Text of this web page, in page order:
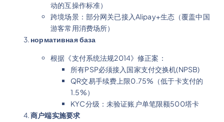
动的互操作标准）
跨境场景：部分网关已接入Alipay+生态（覆盖中国
游客常用消费场所）
нормативная база
根据《支付系统法规2014》修正案：
所有PSP必须接入国家支付交换机(NPSB)
QR交易手续费上限0.75%（低于卡支付的
1.5%）
KYC分级：未验证账户单笔限额500塔卡
商户端实施要求